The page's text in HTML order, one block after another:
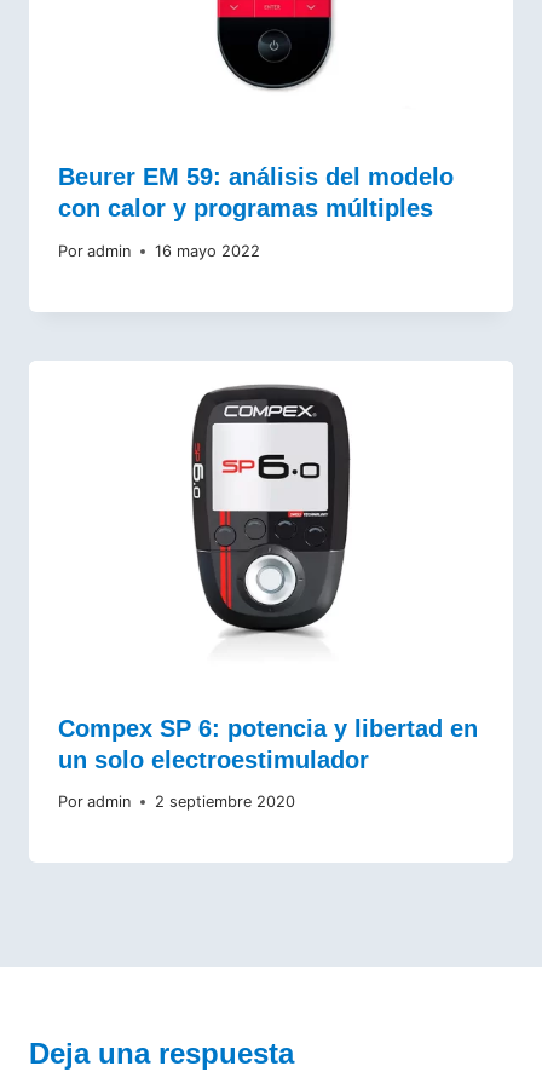
Beurer EM 59: análisis del modelo
con calor y programas múltiples
Por admin 16 mayo 2022
Compex SP 6: potencia y libertad en
un solo electroestimulador
Por admin 2 septiembre 2020
Deja una respuesta